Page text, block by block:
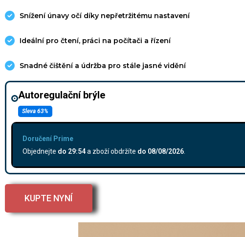
Snížení únavy očí díky nepřetržitému nastavení
Ideální pro čtení, práci na počítači a řízení
Snadné čištění a údržba pro stále jasné vidění
Autoregulační brýle
Sleva 63%
Doručení Prime
Objednejte do 29:53a zboží obdržíte do 08/08/2026
KUPTE NYNÍ